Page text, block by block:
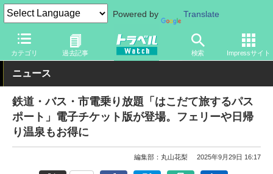
Powered by Translate
カテゴリ 過去記事 検索 Impressサイト
トラベル Watch 旅の方法 お得なきっぷ
ニュース
鉄道・バス・市電乗り放題「はこだて旅するパス
ポート」電子チケット版が登場。フェリーや日帰
り温泉もお得に
編集部：丸山花梨 2025年9月29日 16:17